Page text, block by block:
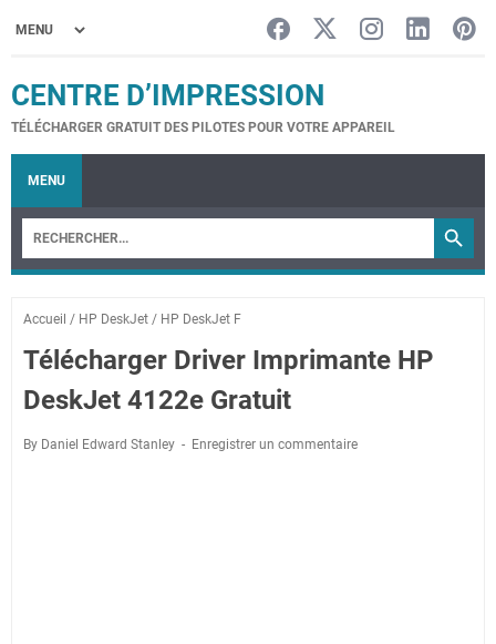
CENTRE D’IMPRESSION
TÉLÉCHARGER GRATUIT DES PILOTES POUR VOTRE APPAREIL
MENU
Accueil / HP DeskJet / HP DeskJet F
Télécharger Driver Imprimante HP
DeskJet 4122e Gratuit
By Daniel Edward Stanley Enregistrer un commentaire